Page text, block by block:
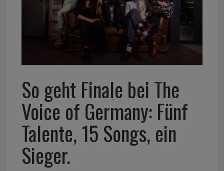
So geht Finale bei The
Voice of Germany: Fünf
Talente, 15 Songs, ein
Sieger.